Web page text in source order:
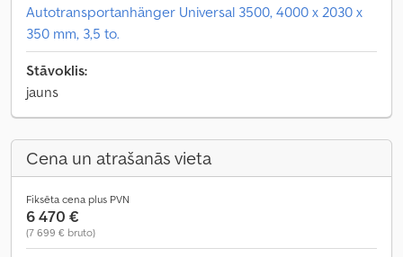
Autotransportanhänger Universal 3500, 4000 x 2030 x
350 mm, 3,5 to.
Stāvoklis:
jauns
Cena un atrašanās vieta
Fiksēta cena plus PVN
6 470 €
(7 699 € bruto)